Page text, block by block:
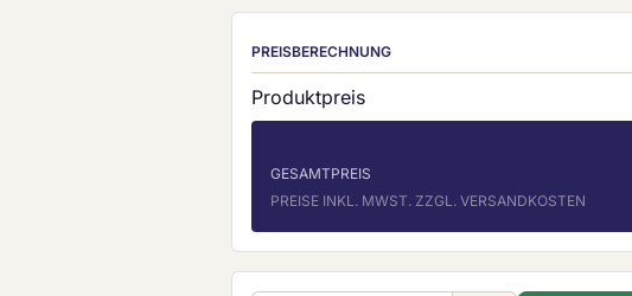
PREISBERECHNUNG
Produktpreis
GESAMTPREIS
PREISE INKL. MWST. ZZGL. VERSANDKOSTEN